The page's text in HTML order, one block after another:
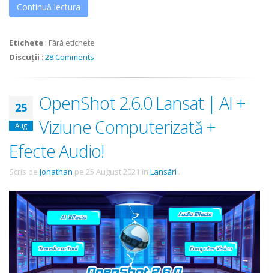
Continuă lectura
Etichete : Fără etichete
Discuții : 28 Comments
25
Aug
OpenShot 2.6.0 Lansat | AI +
Viziune Computerizată +
Efecte Audio!
Scris de Jonathan pe 25 August 2021 în Lansări .